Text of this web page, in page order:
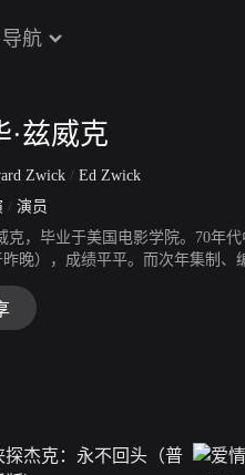
导航
·兹威克
Zwick / Ed Zwick
/ 演员
克，毕业于美国电影学院。70年
晚），成绩平平。而次年集制
战役》更让他闻名遐迩，连同
错。1999年制片的《莎翁情史